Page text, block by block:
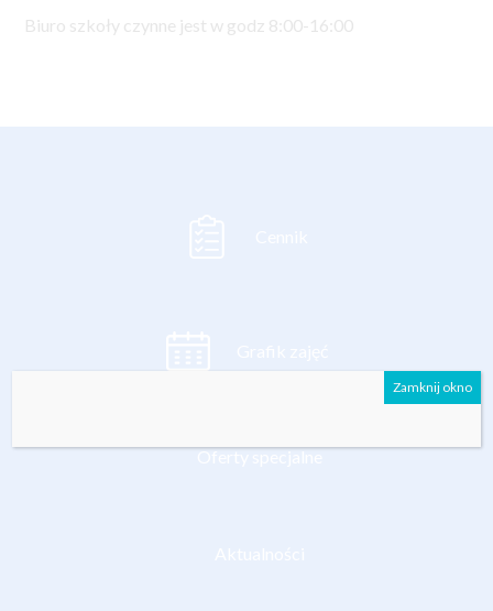
Biuro szkoły czynne jest w godz 8:00-16:00
Oferty specjalne
Zamknij okno